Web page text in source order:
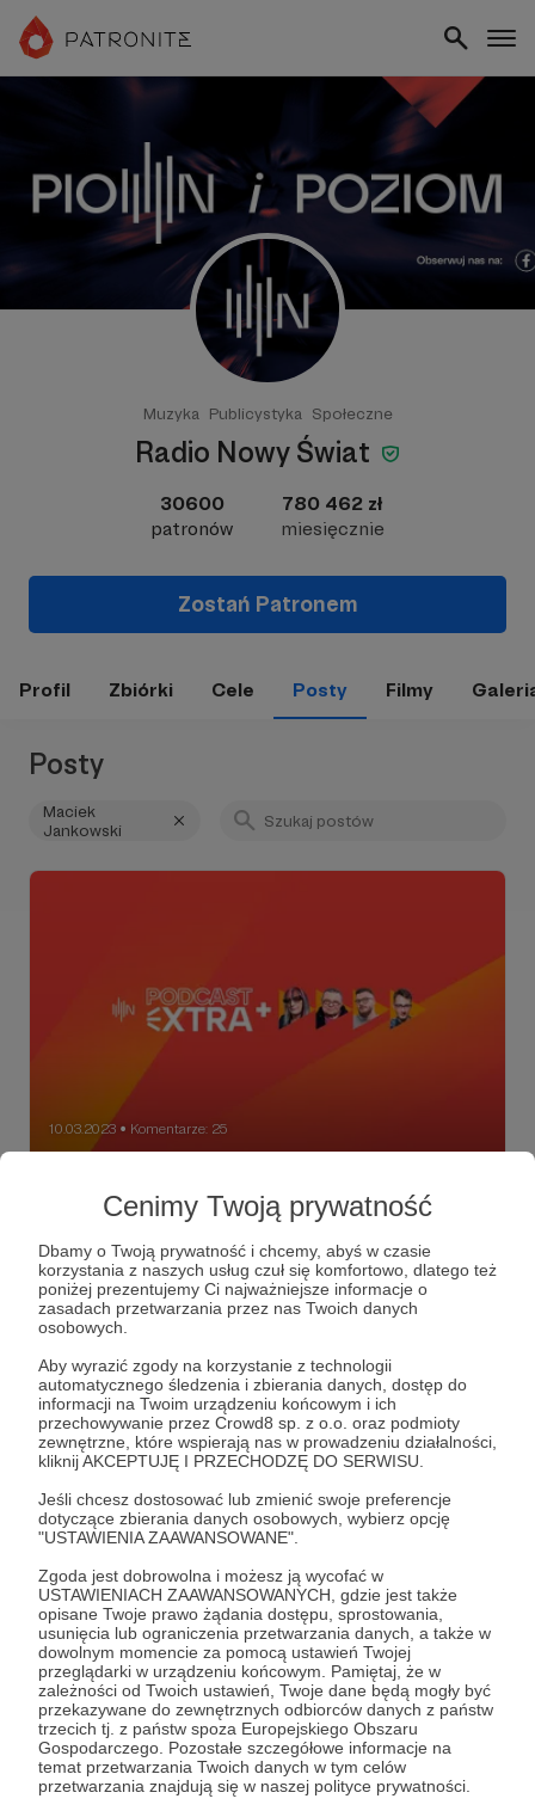
Cenimy Twoją prywatność
Dbamy o Twoją prywatność i chcemy, abyś w czasie
korzystania z naszych usług czuł się komfortowo, dlatego też
poniżej prezentujemy Ci najważniejsze informacje o
zasadach przetwarzania przez nas Twoich danych
osobowych.
Aby wyrazić zgody na korzystanie z technologii
automatycznego śledzenia i zbierania danych, dostęp do
informacji na Twoim urządzeniu końcowym i ich
przechowywanie przez Crowd8 sp. z o.o. oraz podmioty
zewnętrzne, które wspierają nas w prowadzeniu działalności,
kliknij AKCEPTUJĘ I PRZECHODZĘ DO SERWISU.
Jeśli chcesz dostosować lub zmienić swoje preferencje
dotyczące zbierania danych osobowych, wybierz opcję
"USTAWIENIA ZAAWANSOWANE".
Zgoda jest dobrowolna i możesz ją wycofać w
USTAWIENIACH ZAAWANSOWANYCH, gdzie jest także
opisane Twoje prawo żądania dostępu, sprostowania,
usunięcia lub ograniczenia przetwarzania danych, a także w
dowolnym momencie za pomocą ustawień Twojej
przeglądarki w urządzeniu końcowym. Pamiętaj, że w
zależności od Twoich ustawień, Twoje dane będą mogły być
przekazywane do zewnętrznych odbiorców danych z państw
trzecich tj. z państw spoza Europejskiego Obszaru
Gospodarczego. Pozostałe szczegółowe informacje na
temat przetwarzania Twoich danych w tym celów
przetwarzania znajdują się w naszej polityce prywatności.
Muzyka Publicystyka Społeczne
Radio Nowy Świat
30600
patronów
780 462 zł
miesięcznie
Zostań Patronem
Profil Zbiórki Cele Posty Filmy
Posty
Maciek
Jankowski
10.03.2023 ● Komentarze: 25
podcastami i usługą CarPlay
Nowością jest usługa CarPlay oraz dostępność
podcastów extra plus w aplikacji z nowymi propozycjami
od redaktorów: Wojciecha Manna i Macieja Jankowskiego
oraz Jana Janczego.
RNŚ Jan Janczy Maciek Jankowski +2
Dołącz do grona Patronów!
Wesprzyj działalność AutoraRadio Nowy Świat już
teraz!
Zostań Patronem